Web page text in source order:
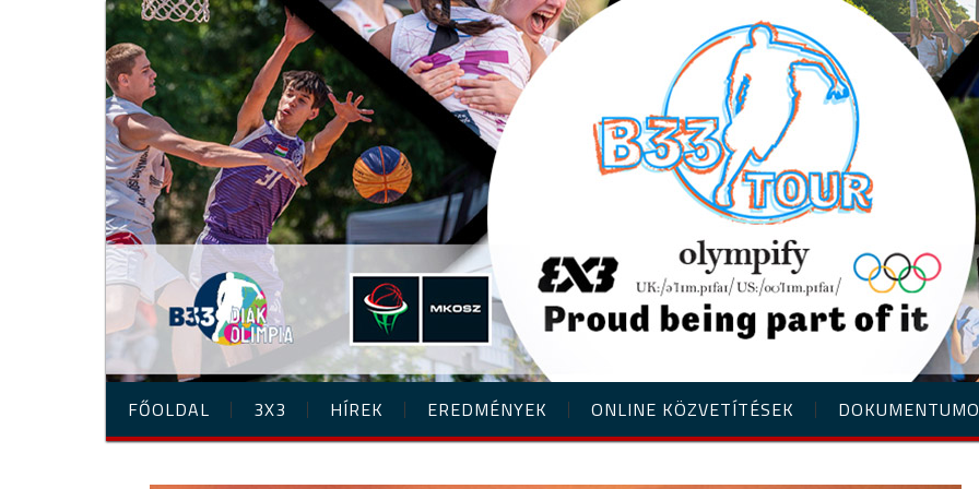
FŐOLDAL 3X3 HÍREK EREDMÉNYEK ONLINE KÖZVETÍTÉSEK